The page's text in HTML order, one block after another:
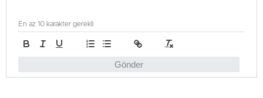
Gönder
En az 10 karakter gerekli